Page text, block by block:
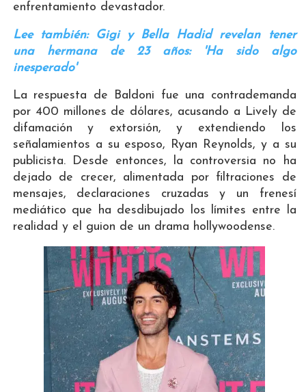
enfrentamiento devastador.
Lee también: Gigi y Bella Hadid revelan tener
una hermana de 23 años: 'Ha sido algo
inesperado'
La respuesta de Baldoni fue una contrademanda
por 400 millones de dólares, acusando a Lively de
difamación y extorsión, y extendiendo los
señalamientos a su esposo, Ryan Reynolds, y a su
publicista. Desde entonces, la controversia no ha
dejado de crecer, alimentada por filtraciones de
mensajes, declaraciones cruzadas y un frenesí
mediático que ha desdibujado los límites entre la
realidad y el guion de un drama hollywoodense.